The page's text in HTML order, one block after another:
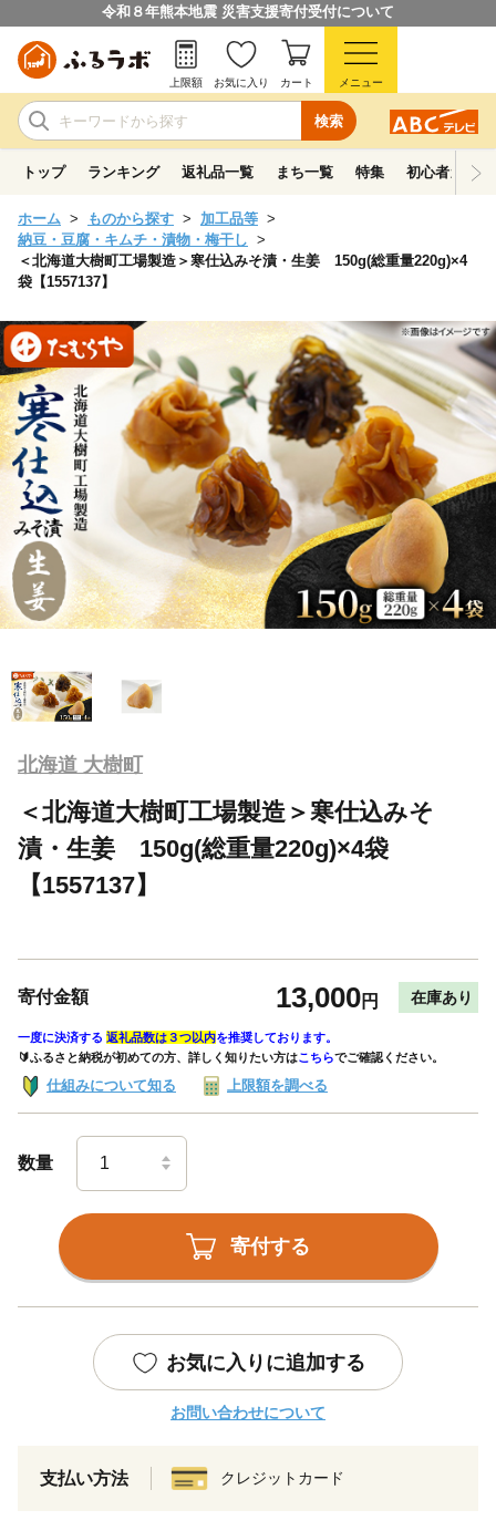
令和８年熊本地震 災害支援寄付受付について
検索
上限額 お気に入り カート メニュー
トップ ランキング 返礼品一覧 まち一覧 特集 初心者ガイド
ホーム ものから探す
加工品等
納豆・豆腐・キムチ・漬物・梅干し
＜北海道大樹町工場製造＞寒仕込みそ漬・生姜 150g(総重量220g)×4
袋【1557137】
北海道 大樹町
＜北海道大樹町工場製造＞寒仕込みそ
漬・生姜 150g(総重量220g)×4袋
【1557137】
寄付金額 13,000円 在庫あり
一度に決済する 返礼品数は３つ以内を推奨しております。
🔰ふるさと納税が初めての方、詳しく知りたい方はこちらでご確認ください。
仕組みについて知る 上限額を調べる
数量
寄付する
お気に入りに追加する
お問い合わせについて
支払い方法 クレジットカード